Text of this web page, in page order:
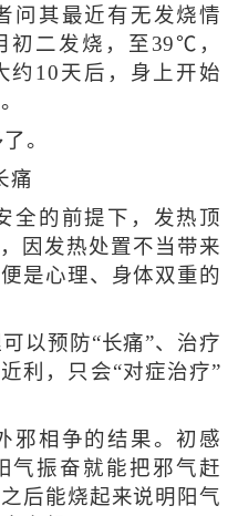
其最近有无发烧情
初二发烧，至39℃，
约10天后，身上开始
。
痛
的前提下，发热顶
因发热处置不当带来
是心理、身体双重的
以预防“长痛”、治疗
利，只会“对症治疗”
相争的结果。初感
气振奋就能把邪气赶
后能烧起来说明阳气